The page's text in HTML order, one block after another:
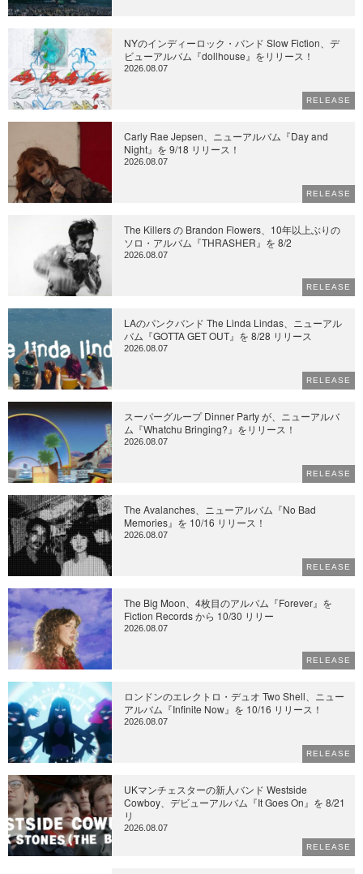
NYのインディーロック・バンド Slow Fiction、デ
ビューアルバム『dollhouse』をリリース！
2026.08.07
RELEASE
Carly Rae Jepsen、ニューアルバム『Day and
Night』を 9/18 リリース！
2026.08.07
RELEASE
The Killers の Brandon Flowers、10年以上ぶりの
ソロ・アルバム『THRASHER』を 8/2
2026.08.07
RELEASE
LAのパンクバンド The Linda Lindas、ニューアル
バム『GOTTA GET OUT』を 8/28 リリース
2026.08.07
RELEASE
スーパーグループ Dinner Party が、ニューアルバ
ム『Whatchu Bringing?』をリリース！
2026.08.07
RELEASE
The Avalanches、ニューアルバム『No Bad
Memories』を 10/16 リリース！
2026.08.07
RELEASE
The Big Moon、4枚目のアルバム『Forever』を
Fiction Records から 10/30 リリー
2026.08.07
RELEASE
ロンドンのエレクトロ・デュオ Two Shell、ニュー
アルバム『Infinite Now』を 10/16 リリース！
2026.08.07
RELEASE
UKマンチェスターの新人バンド Westside
Cowboy、デビューアルバム『It Goes On』を 8/21
リ
2026.08.07
RELEASE